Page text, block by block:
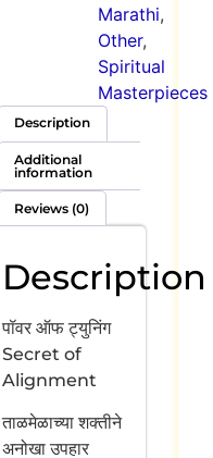
Marathi,
Other,
Spiritual
Masterpieces
Description
Additional
information
Reviews (0)
Description
पॉवर ऑफ ट्युनिंग
Secret of
Alignment
ताळमेळाच्या शक्तीने
अनोखा उपहार